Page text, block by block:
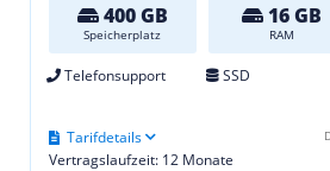
400 GB
Speicherplatz
16 GB
RAM
Telefonsupport SSD
Vertragslaufzeit: 12 Monate
Tarifdetails